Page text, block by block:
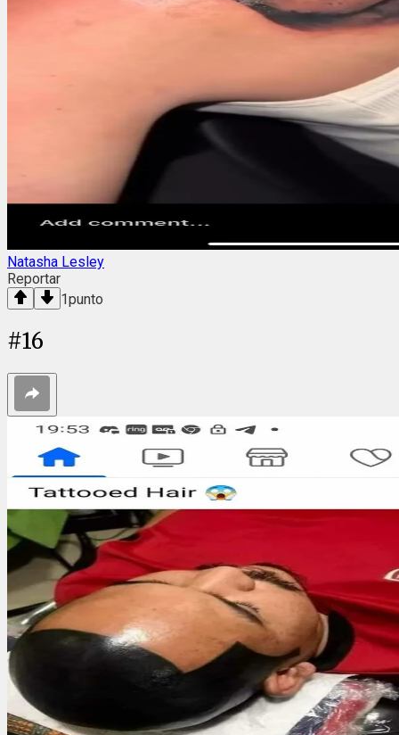
Natasha Lesley
Reportar
1punto
#16